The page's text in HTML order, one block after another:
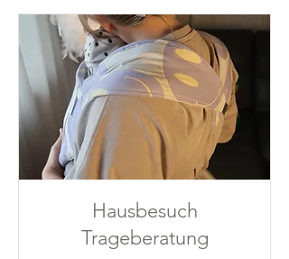
Hausbesuch
Trageberatung